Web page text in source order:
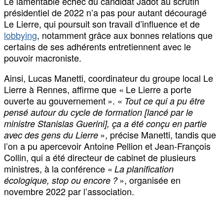
présidentiel de 2022 n’a pas pour autant découragé
Le Lierre, qui poursuit son travail d’influence et de
lobbying, notamment grâce aux bonnes relations que
certains de ses adhérents entretiennent avec le
pouvoir macroniste.
Ainsi, Lucas Manetti, coordinateur du groupe local Le
Lierre à Rennes, affirme que « Le Lierre a porte
ouverte au gouvernement ». « Tout ce qui a pu être
pensé autour du cycle de formation [lancé par le
ministre Stanislas Guerini], ça a été conçu en partie
avec des gens du Lierre », précise Manetti, tandis que
l’on a pu apercevoir Antoine Pellion et Jean-François
Collin, qui a été directeur de cabinet de plusieurs
ministres, à la conférence « La planification
écologique, stop ou encore ?», organisée en
novembre 2022 par l’association.